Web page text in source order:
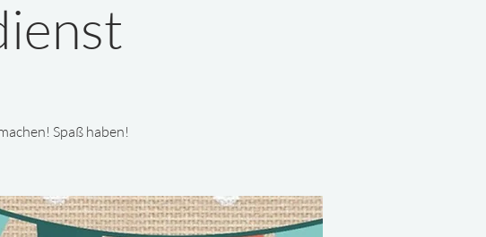
Spaß haben!